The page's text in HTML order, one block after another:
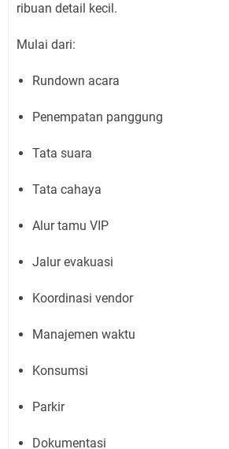
ribuan detail kecil.
Mulai dari:
Rundown acara
Penempatan panggung
Tata suara
Tata cahaya
Alur tamu VIP
Jalur evakuasi
Koordinasi vendor
Manajemen waktu
Konsumsi
Parkir
Dokumentasi